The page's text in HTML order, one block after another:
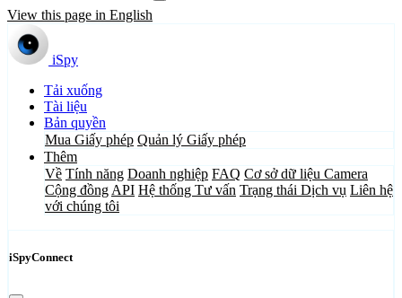
View this page in English
iSpy
Tải xuống
Tài liệu
Bản quyền
Mua Giấy phép Quản lý Giấy phép
Thêm
Về Tính năng Doanh nghiệp FAQ Cơ sở dữ liệu Camera
Cộng đồng API Hệ thống Tư vấn Trạng thái Dịch vụ Liên hệ
với chúng tôi
iSpyConnect